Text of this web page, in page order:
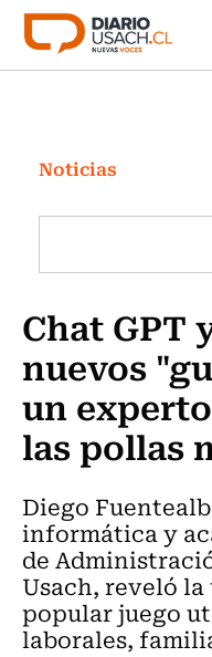
Click acá para ir
Investigación
Cultura
Programas Radio
Noticias
Chat GPT
nuevos
un
las pollas
Diego
informática y
de
Usach, reveló
popular juego
laborales,